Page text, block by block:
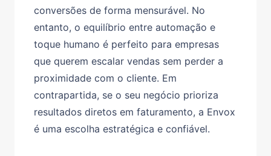
conversões de forma mensurável. No
entanto, o equilíbrio entre automação e
toque humano é perfeito para empresas
que querem escalar vendas sem perder a
proximidade com o cliente. Em
contrapartida, se o seu negócio prioriza
resultados diretos em faturamento, a Envox
é uma escolha estratégica e confiável.